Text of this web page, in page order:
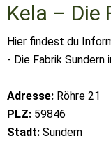
Kela – Die
Hier findest du
- Die Fabrik Sundern
Adresse: Röhre 21
PLZ: 59846
Stadt: Sundern